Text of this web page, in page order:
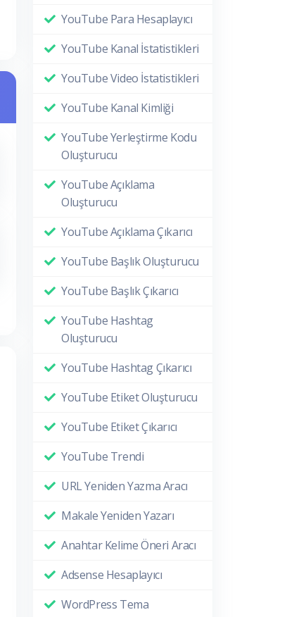
YouTube Para Hesaplayıcı
YouTube Kanal İstatistikleri
YouTube Video İstatistikleri
YouTube Kanal Kimliği
YouTube Yerleştirme Kodu
Oluşturucu
YouTube Açıklama
Oluşturucu
YouTube Açıklama Çıkarıcı
YouTube Başlık Oluşturucu
YouTube Başlık Çıkarıcı
YouTube Hashtag
Oluşturucu
YouTube Hashtag Çıkarıcı
YouTube Etiket Oluşturucu
YouTube Etiket Çıkarıcı
YouTube Trendi
URL Yeniden Yazma Aracı
Makale Yeniden Yazarı
Anahtar Kelime Öneri Aracı
Adsense Hesaplayıcı
WordPress Tema